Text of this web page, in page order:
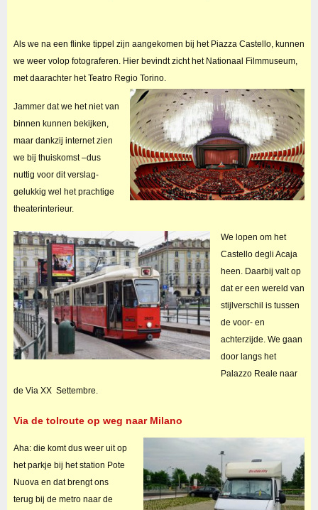
Als we na een flinke tippel zijn aangekomen bij het Piazza Castello, kunnen
we weer volop fotograferen. Hier bevindt zicht het Nationaal Filmmuseum,
met daarachter het Teatro Regio Torino.
Jammer dat we het niet van
binnen kunnen bekijken,
maar dankzij internet zien
we bij thuiskomst –dus
nuttig voor dit verslag-
gelukkig wel het prachtige
theaterinterieur.
We lopen om het
Castello degli Acaja
heen. Daarbij valt op
dat er een wereld van
stijlverschil is tussen
de voor- en
achterzijde. We gaan
door langs het
Palazzo Reale naar
de Via XX Settembre.
Via de tolroute op weg naar Milano
Aha: die komt dus weer uit op
het parkje bij het station Pote
Nuova en dat brengt ons
terug bij de metro naar de